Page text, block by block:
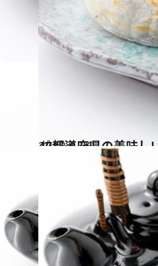
2018.4.26
47都道府県の美味し
グルメ